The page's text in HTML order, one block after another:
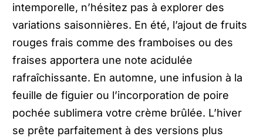
intemporelle, n’hésitez pas à explorer des
variations saisonnières. En été, l’ajout de fruits
rouges frais comme des framboises ou des
fraises apportera une note acidulée
rafraîchissante. En automne, une infusion à la
feuille de figuier ou l’incorporation de poire
pochée sublimera votre crème brûlée. L’hiver
se prête parfaitement à des versions plus